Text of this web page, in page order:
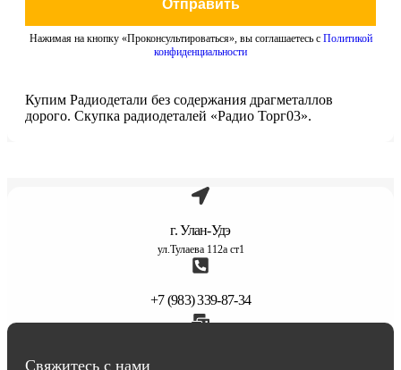
Отправить
Нажимая на кнопку «Проконсультироваться», вы соглашаетесь с Политикой
конфиденциальности
Купим Радиодетали без содержания драгметаллов
дорого. Скупка радиодеталей «Радио Торг03».
г. Улан-Удэ
ул.Тулаева 112а ст1
+7 (983) 339-87-34
Свяжитесь с нами